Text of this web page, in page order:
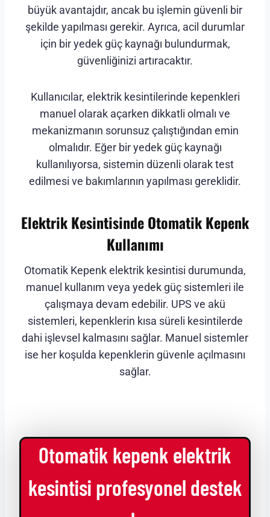
büyük avantajdır, ancak bu işlemin güvenli bir
şekilde yapılması gerekir. Ayrıca, acil durumlar
için bir yedek güç kaynağı bulundurmak,
güvenliğinizi artıracaktır.
Kullanıcılar, elektrik kesintilerinde kepenkleri
manuel olarak açarken dikkatli olmalı ve
mekanizmanın sorunsuz çalıştığından emin
olmalıdır. Eğer bir yedek güç kaynağı
kullanılıyorsa, sistemin düzenli olarak test
edilmesi ve bakımlarının yapılması gereklidir.
Elektrik Kesintisinde Otomatik Kepenk
Kullanımı
Otomatik Kepenk elektrik kesintisi durumunda,
manuel kullanım veya yedek güç sistemleri ile
çalışmaya devam edebilir. UPS ve akü
sistemleri, kepenklerin kısa süreli kesintilerde
dahi işlevsel kalmasını sağlar. Manuel sistemler
ise her koşulda kepenklerin güvenle açılmasını
sağlar.
Otomatik kepenk elektrik
kesintisi profesyonel destek